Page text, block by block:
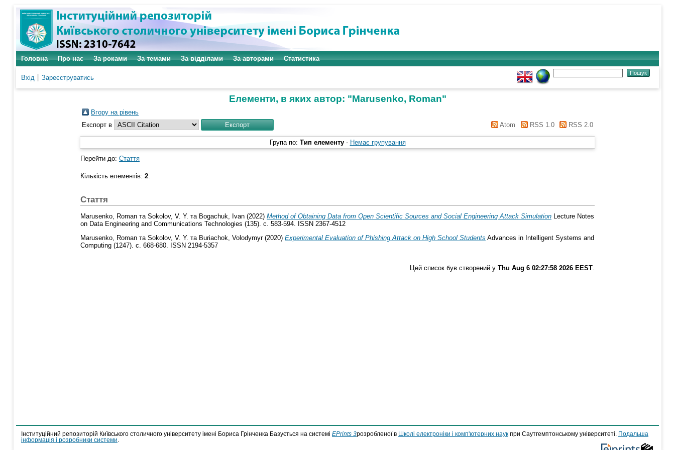
Головна Про нас За роками За темами За відділами За авторами Статистика
Вхід Зареєструватись
Елементи, в яких автор: "Marusenko, Roman"
Вгору на рівень
Експорт в
Atom RSS 1.0 RSS 2.0
Група по: Тип елементу - Немає групування
Перейти до: Стаття
Кількість елементів: 2.
Стаття
Marusenko, Roman та Sokolov, V. Y. та Bogachuk, Ivan (2022) Method of Obtaining Data from Open Scientific Sources and Social Engineering Attack Simulation Lecture Notes
on Data Engineering and Communications Technologies (135). с. 583-594. ISSN 2367-4512
Marusenko, Roman та Sokolov, V. Y. та Buriachok, Volodymyr(2020) Experimental Evaluation of Phishing Attack on High School Students Advances in Intelligent Systems and
Computing (1247). с. 668-680. ISSN 2194-5357
Цей список був створений у Thu Aug 6 02:27:58 2026 EEST
Інституційний репозиторій Київського столичного університету імені Бориса Грінченка Базується на системі EPrints 3розробленої в Школі електроніки і комп'ютерних наук при Саутгемптонському університеті.
Подальша
інформація і розробники системи